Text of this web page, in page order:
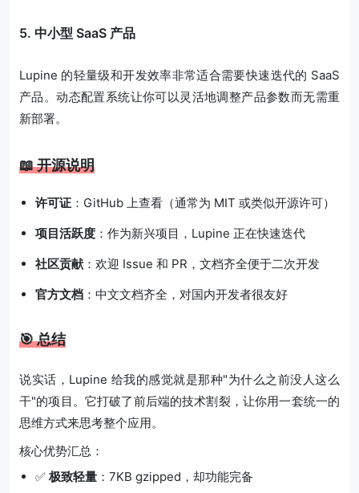
5. 中小型 SaaS 产品
Lupine 的轻量级和开发效率非常适合需要快速迭代的 SaaS
产品。动态配置系统让你可以灵活地调整产品参数而无需重
新部署。
📖 开源说明
许可证 ：GitHub 上查看（通常为 MIT 或类似开源许可）
项目活跃度 ：作为新兴项目，Lupine 正在快速迭代
社区贡献 ：欢迎 Issue 和 PR，文档齐全便于二次开发
官方文档 ：中文文档齐全，对国内开发者很友好
🎯 总结
说实话，Lupine 给我的感觉就是那种"为什么之前没人这么
干"的项目。它打破了前后端的技术割裂，让你用一套统一的
思维方式来思考整个应用。
核心优势汇总：
✅ 极致轻量 ：7KB gzipped，却功能完备